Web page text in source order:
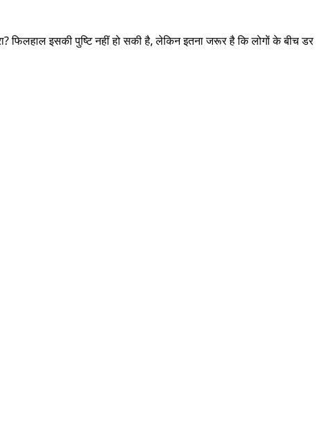
फिलहाल इसकी पुष्टि नहीं हो सकी है, लेकिन इतना जरूर है कि लोगों के बीच डर